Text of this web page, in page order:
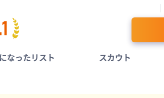
なったリスト スカウト